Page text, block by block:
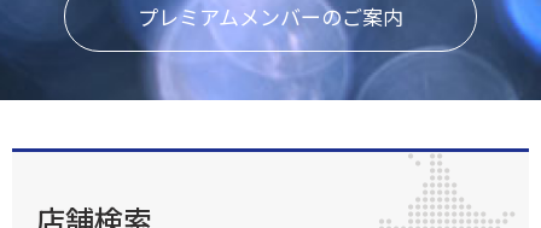
プレミアムメンバーのご案内
店舗検索